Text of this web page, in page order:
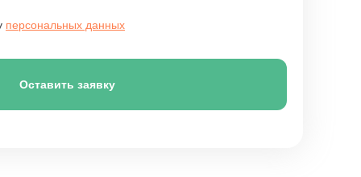
персональных данных
Оставить заявку